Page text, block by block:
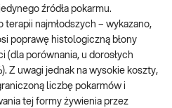
źródła pokarmu.
terapii najmłodszych – wykazano,
poprawę histologiczną błony
(dla porównania, u dorosłych
Z uwagi jednak na wysokie koszty,
liczbę pokarmów i
tej formy żywienia przez